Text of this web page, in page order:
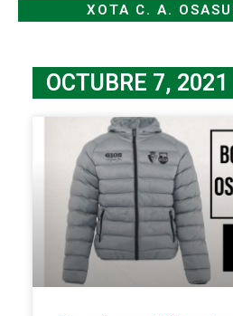
XOTA C. A.
OCTUBRE 7, 2021